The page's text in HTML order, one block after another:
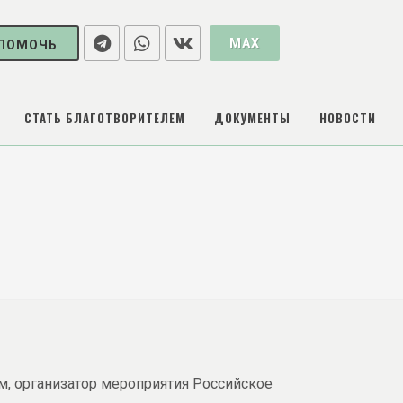
MAX
СТАТЬ БЛАГОТВОРИТЕЛЕМ ДОКУМЕНТЫ НОВОСТИ
мероприятия Российское